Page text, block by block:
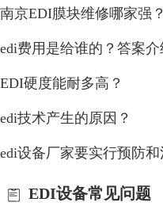
南京EDI膜块维修哪家强
edi费用是给谁的？答案介
EDI硬度能耐多高？
edi技术产生的原因？
edi设备厂家要实行预防
EDI设备常见问题
水，同时将工业污染物、
edi出水电阻率一般多少
电阻率被广泛应用来评估